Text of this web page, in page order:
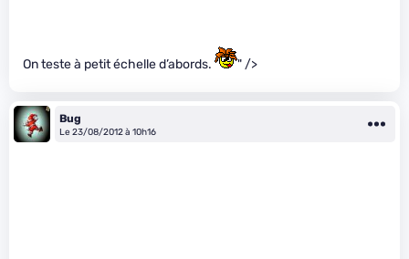
On teste à petit échelle d’abords. " />
Bug
Le 23/08/2012 à 10h16